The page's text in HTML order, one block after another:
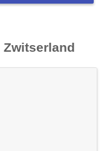
Zwitserland